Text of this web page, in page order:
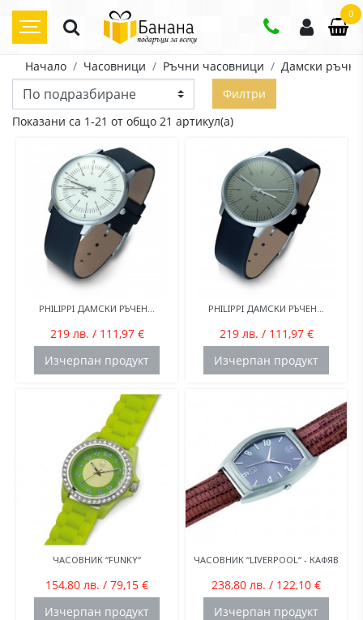
0
Начало Часовници Ръчни часовници
Дамски
Филтри
Показани са 1-21 от общо 21 артикул(а)
PHILIPPI ДАМСКИ РЪЧЕН...
219 лв. / 111,97 €
Изчерпан продукт
PHILIPPI ДАМСКИ РЪЧЕН...
219 лв. / 111,97 €
Изчерпан продукт
ЧАСОВНИК “FUNKY“
154,80 лв. / 79,15 €
Изчерпан продукт
ЧАСОВНИК “LIVERPOOL“ - КАФЯВ
238,80 лв. / 122,10 €
Изчерпан продукт